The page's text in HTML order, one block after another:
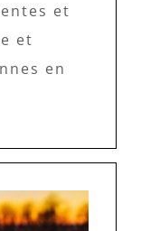
et
et
en